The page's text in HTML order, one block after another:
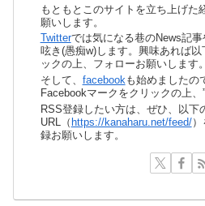
もともとこのサイトを立ち上げた
願いします。
Twitterでは気になる巷のNews記
呟き(愚痴w)します。興味あれば以
ックの上、フォローお願いします。
そして、 facebookも始めましたの
Facebookマークをクリックの上、
RSS登録したい方は、ぜひ、以下
URL（ https://kanaharu.net/feed/）
録お願いします。